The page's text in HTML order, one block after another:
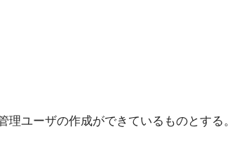
ユーザの作成ができているものとする。